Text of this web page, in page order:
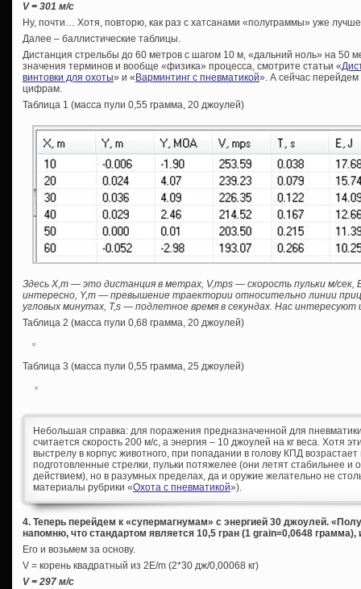
V = 301 м/с
Ну, почти… Хотя, повторю, как раз с хатсанами «полуграммы» уже
Далее – баллистические таблицы.
Дистанция стрельбы до 60 метров с шагом 10 м, «дальний ноль» на 50
значения терминов и вообще «физика» процесса, смотрите статьи «
винтовки для охоты» и « Варминтинг с пневматикой». А сейчас
цифрам.
Таблица 1 (масса пули 0,55 грамма, 20 джоулей)
Здесь Х,m — это дистанция в метрах, V,mps — скорость пульки м/сек,
интересно, Y,m — превышение траектории относительно линии
угловых минутах, T,s — подлетное время в секундах. Нас интересуют
Таблица 2 (масса пули 0,68 грамма, 20 джоулей)
Таблица 3 (масса пули 0,55 грамма, 25 джоулей)
Небольшая справка: для поражения предназначенной для
считается скорость 200 м/с, а энергия – 10 джоулей на кг веса. Хотя
выстрелу в корпус животного, при попадании в голову КПД
подготовленные стрелки, пульки потяжелее (они летят стабильнее
действием), но в разумных пределах, да и оружие желательно не
материалы рубрики «Охота с пневматикой»).
4. Теперь перейдем к «супермагнумам» с энергией 30 джоулей.
напомню, что стандартом является 10,5 гран (1 grain=0,0648 грамма),
Его и возьмем за основу.
V = корень квадратный из 2E/m (2*30 дж/0,00068 кг)
V = 297 м/с